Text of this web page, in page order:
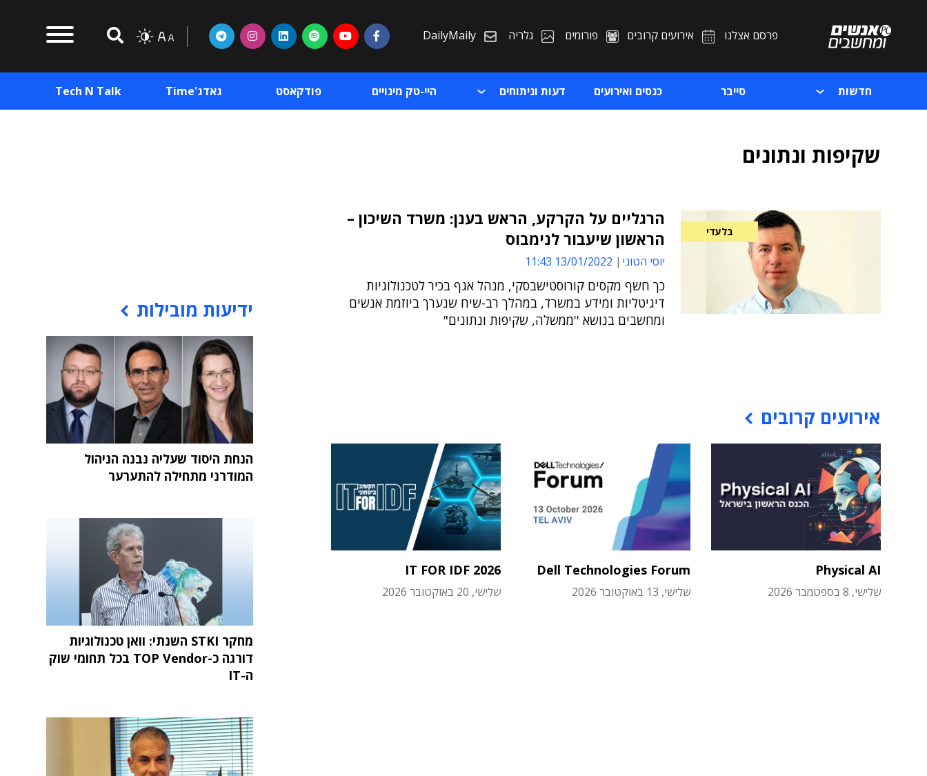
פרסם אצלנו אירועים קרובים פורומים גלריה DailyMaily
חדשות סייבר כנסים ואירועים דעות וניתוחים היי-טק מינויים פודקאסט גאדג'Time Tech N Talk
שקיפות ונתונים
בלעדי
הרגליים על הקרקע, הראש בענן: משרד השיכון –
הראשון שיעבור לנימבוס
יוסי הטוני 13/01/2022 11:43
כך חשף מקסים קורוסטישבסקי, מנהל אגף בכיר לטכנולוגיות
דיגיטליות ומידע במשרד, במהלך רב-שיח שנערך ביוזמת אנשים
ומחשבים בנושא ''ממשלה, שקיפות ונתונים"
אירועים קרובים
Physical AI
שלישי, 8 בספטמבר 2026
Dell Technologies Forum
שלישי, 13 באוקטובר 2026
IT FOR IDF 2026
שלישי, 20 באוקטובר 2026
ידיעות מובילות
הנחת היסוד שעליה נבנה הניהול
המודרני מתחילה להתערער
מחקר STKI השנתי: וואן טכנולוגיות
דורגה כ-TOP Vendor בכל תחומי שוק
ה-IT